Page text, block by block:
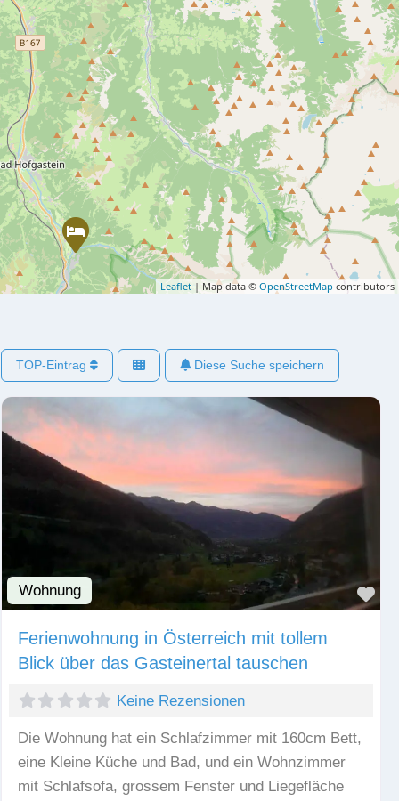
Leaflet | Map data © OpenStreetMap contributors
TOP-Eintrag Diese Suche speichern
Wohnung
Ferienwohnung in Österreich mit tollem
Blick über das Gasteinertal tauschen
Keine Rezensionen
Die Wohnung hat ein Schlafzimmer mit 160cm Bett,
eine Kleine Küche und Bad, und ein Wohnzimmer
mit Schlafsofa, grossem Fenster und Liegefläche